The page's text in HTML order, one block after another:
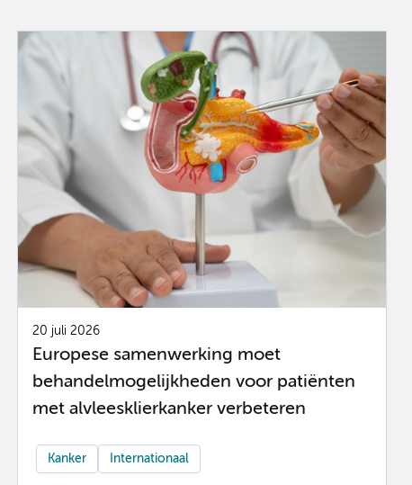
20 juli 2026
Europese samenwerking moet
behandelmogelijkheden voor patiënten
met alvleesklierkanker verbeteren
Kanker Internationaal